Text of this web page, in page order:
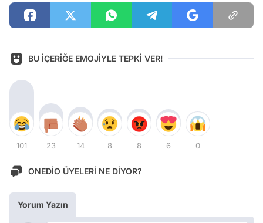
BU İÇERİĞE EMOJİYLE TEPKİ VER!
101 23 14 8 8 6 0
ONEDİO ÜYELERİ NE DİYOR?
Yorum Yazın